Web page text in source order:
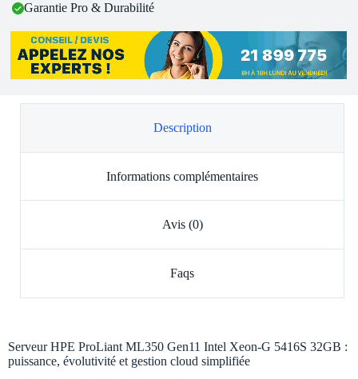
Garantie Pro & Durabilité
Description
Informations complémentaires
Avis (0)
Faqs
Serveur HPE ProLiant ML350 Gen11 Intel Xeon-G 5416S 32GB :
puissance, évolutivité et gestion cloud simplifiée